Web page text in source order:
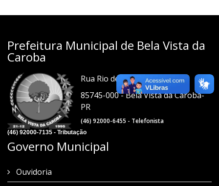
Prefeitura Municipal de Bela Vista da
Caroba
Rua Rio de Janeiro, 1021
85745-000 - Bela Vista da Caroba-
PR
(46) 92000-6455 - Telefonista
(46) 92000-7135 - Tributação
Governo Municipal
Ouvidoria